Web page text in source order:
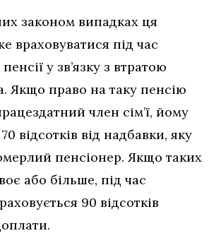
законом випадках ця
враховуватися під час
у зв’язку з втратою
Якщо право на таку пенсію
член сім’ї, йому
відсотків від надбавки, яку
пенсіонер. Якщо таких
або більше, під час
90 відсотків